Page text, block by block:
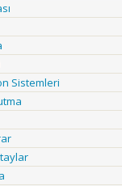
Sistemleri